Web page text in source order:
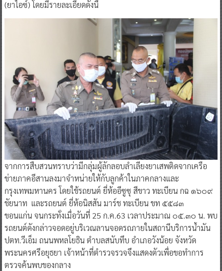
(ยาไอซ์) โดยมีรายละเอียดดังนี้
​จากการสืบสวนทราบว่ามีกลุ่มผู้ลักลอบลำเลียงยาเสพติดจากเครือ
ข่ายภาคอีสานลงมาจำหน่ายให้กับลูกค้าในภาคกลางและ
กรุงเทพมหานคร โดยใช้รถยนต์ ยี่ห้ออีซูซุ สีขาว ทะเบียน กฉ ๑๖๐๙
ชัยนาท และรถยนต์ ยี่ห้อนิสสัน มาร์ช ทะเบียน ขท ๕๕๘๓
ขอนแก่น จนกระทั่งเมื่อวันที่ 25 ก.ค.63 เวลาประมาณ ๐๕.๓๐ น. พบ
รถยนต์ดังกล่าวจอดอยู่บริเวณลานจอดรถภายในสถานีบริการน้ำมัน
ปตท.วีเอ็ม ถนนพหลโยธิน ตำบลสนับทึบ อำเภอวังน้อย จังหวัด
พระนครศรีอยุธยา เจ้าหน้าที่ตำรวจรวจจึงแสดงตัวเพื่อขอทำการ
ตรวจค้นพบของกลาง